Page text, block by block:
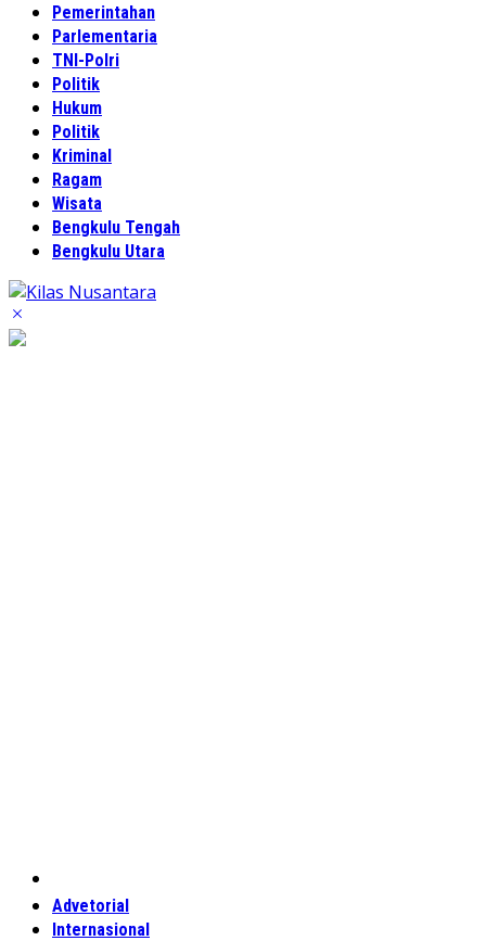
Pemerintahan
Parlementaria
TNI-Polri
Politik
Hukum
Politik
Kriminal
Ragam
Wisata
Bengkulu Tengah
Bengkulu Utara
Advetorial
Internasional